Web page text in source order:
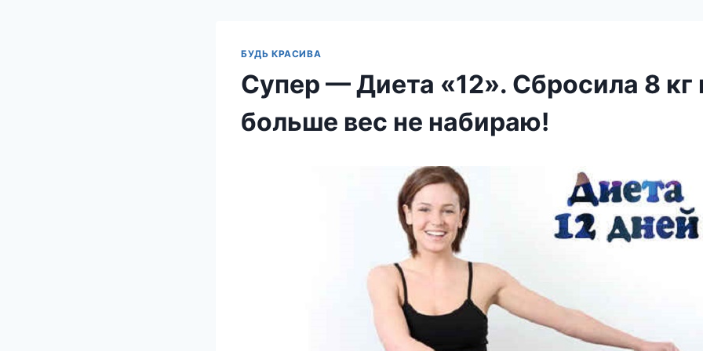
БУДЬ КРАСИВА
Супер — Диета «12». Сбросила 8 кг
больше вес не набираю!